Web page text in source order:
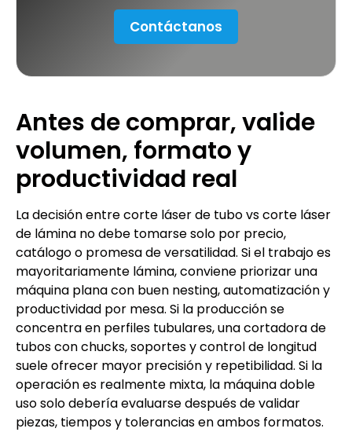
Contáctanos
Antes de comprar, valide
volumen, formato y
productividad real
La decisión entre corte láser de tubo vs corte láser
de lámina no debe tomarse solo por precio,
catálogo o promesa de versatilidad. Si el trabajo es
mayoritariamente lámina, conviene priorizar una
máquina plana con buen nesting, automatización y
productividad por mesa. Si la producción se
concentra en perfiles tubulares, una cortadora de
tubos con chucks, soportes y control de longitud
suele ofrecer mayor precisión y repetibilidad. Si la
operación es realmente mixta, la máquina doble
uso solo debería evaluarse después de validar
piezas, tiempos y tolerancias en ambos formatos.